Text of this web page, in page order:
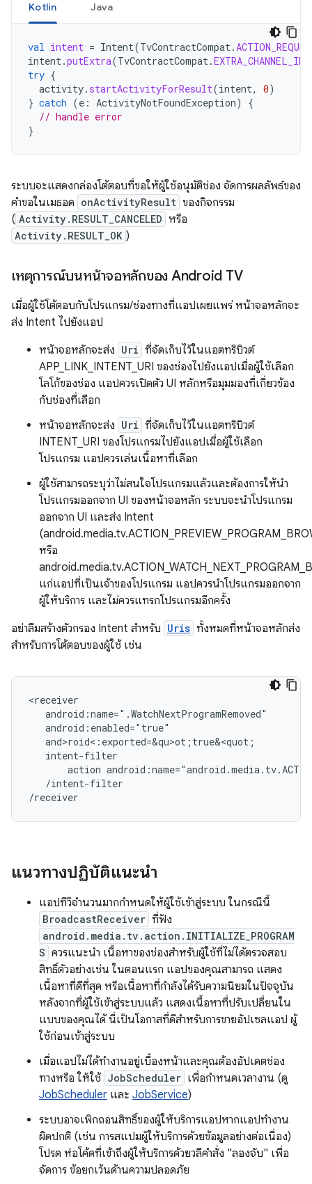
Kotlin Java
val intent = Intent(TvContractCompat.
intent.putExtra(TvContractCompat.EXTRA_CHANNEL_ID
try {
activity. startActivityForResult(intent, 0)
} catch (e : ActivityNotFoundException)
{
// handle error
}
ระบบจะแสดงกล่องโต้ตอบที่ขอให้ผู้ใช้อนุมัติช่อง จัดการผลลัพธ์ของ
คำขอในเมธอด onActivityResult ของกิจกรรม
( Activity.RESULT_CANCELED หรือ
Activity.RESULT_OK )
เหตุการณ์บนหน้าจอหลักของ Android TV
เมื่อผู้ใช้โต้ตอบกับโปรแกรม/ช่องทางที่แอปเผยแพร่ หน้าจอหลักจะ
ส่ง Intent ไปยังแอป
หน้าจอหลักจะส่ง Uri ที่จัดเก็บไว้ในแอตทริบิวต์
APP_LINK_INTENT_URI ของช่องไปยังแอปเมื่อผู้ใช้เลือก
โลโก้ของช่อง แอปควรเปิดตัว UI หลักหรือมุมมองที่เกี่ยวข้อง
กับช่องที่เลือก
หน้าจอหลักจะส่ง Uri ที่จัดเก็บไว้ในแอตทริบิวต์
INTENT_URI ของโปรแกรมไปยังแอปเมื่อผู้ใช้เลือก
โปรแกรม แอปควรเล่นเนื้อหาที่เลือก
ผู้ใช้สามารถระบุว่าไม่สนใจโปรแกรมแล้วและต้องการให้นำ
โปรแกรมออกจาก UI ของหน้าจอหลัก ระบบจะนำโปรแกรม
ออกจาก UI และส่ง Intent
หรือ
แก่แอปที่เป็นเจ้าของโปรแกรม แอปควรนำโปรแกรมออกจาก
ผู้ให้บริการ และไม่ควรแทรกโปรแกรมอีกครั้ง
อย่าลืมสร้างตัวกรอง Intent สำหรับ Uris ทั้งหมดที่หน้าจอหลักส่ง
สำหรับการโต้ตอบของผู้ใช้ เช่น
action
/intent-filter
แนวทางปฏิบัติแนะนำ
แอปทีวีจำนวนมากกำหนดให้ผู้ใช้เข้าสู่ระบบ ในกรณีนี้
BroadcastReceiver ที่ฟัง
android.media.tv.action.INITIALIZE_PROGRAM
S ควรแนะนำ เนื้อหาของช่องสำหรับผู้ใช้ที่ไม่ได้ตรวจสอบ
สิทธิ์ตัวอย่างเช่น ในตอนแรก แอปของคุณสามารถ แสดง
เนื้อหาที่ดีที่สุด หรือเนื้อหาที่กำลังได้รับความนิยมในปัจจุบัน
หลังจากที่ผู้ใช้เข้าสู่ระบบแล้ว แสดงเนื้อหาที่ปรับเปลี่ยนใน
แบบของคุณได้ นี่เป็นโอกาสที่ดีสำหรับการขายอัปเซลแอป ผู้
ใช้ก่อนเข้าสู่ระบบ
เมื่อแอปไม่ได้ทำงานอยู่เบื้องหน้าและคุณต้องอัปเดตช่อง
ทางหรือ ให้ใช้ JobScheduler เพื่อกำหนดเวลางาน (ดู
JobScheduler และ JobService)
ระบบอาจเพิกถอนสิทธิ์ของผู้ให้บริการแอปหากแอปทำงาน
ผิดปกติ (เช่น การสแปมผู้ให้บริการด้วยข้อมูลอย่างต่อเนื่อง)
โปรด ห่อโค้ดที่เข้าถึงผู้ให้บริการด้วยวลีคำสั่ง "ลองจับ" เพื่อ
จัดการ ข้อยกเว้นด้านความปลอดภัย